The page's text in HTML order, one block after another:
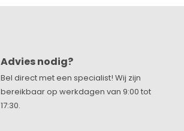
Advies nodig?
Bel direct met een specialist! Wij zijn
bereikbaar op werkdagen van 9:00 tot
17:30.